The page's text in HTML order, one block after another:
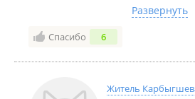
лет ехать далековато на каток в
например. В шаговой
транспорте до 5 остановок
Развернуть
Спасибо 6
Житель